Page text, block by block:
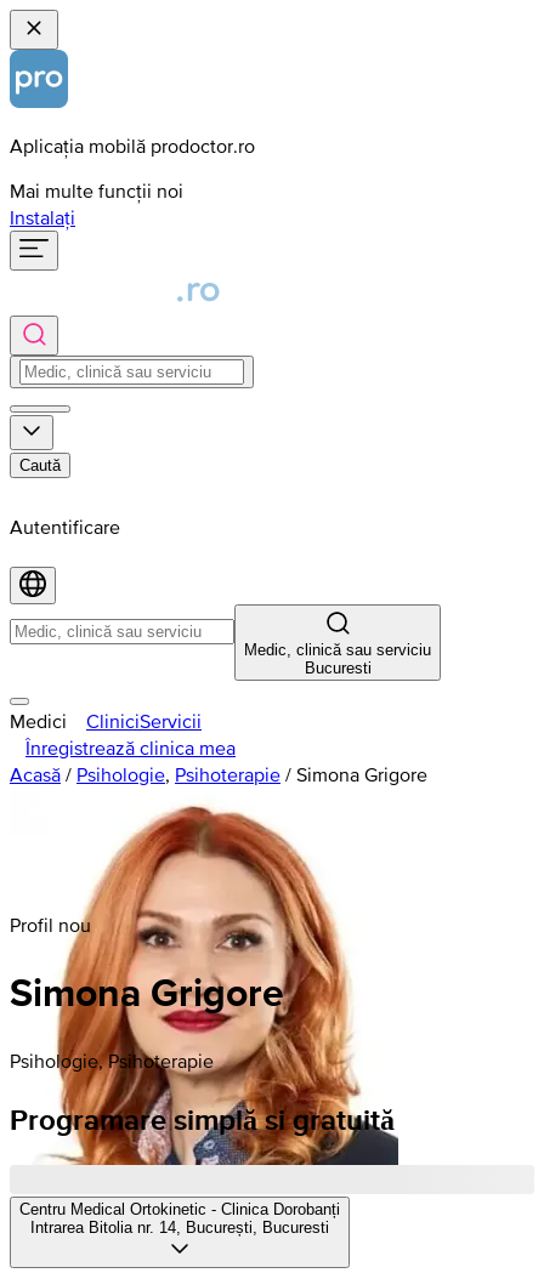
Aplicația mobilă prodoctor.ro
Mai multe funcții noi
Instalați
Caută
Autentificare
Medic, clinică sau serviciu
Bucuresti
Medici CliniciServicii
Înregistrează clinica mea
Acasă / Psihologie, Psihoterapie / Simona Grigore
Profil nou
SimonaGrigore
Psihologie, Psihoterapie
Programare simplă si gratuită
Centru Medical Ortokinetic - Clinica Dorobanți
Intrarea Bitolia nr. 14, București, Bucuresti